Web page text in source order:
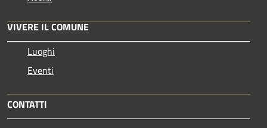
VIVERE IL COMUNE
Luoghi
Eventi
CONTATTI